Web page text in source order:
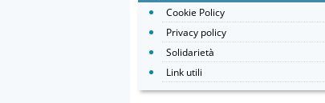
Cookie Policy
Privacy policy
Solidarietà
Link utili